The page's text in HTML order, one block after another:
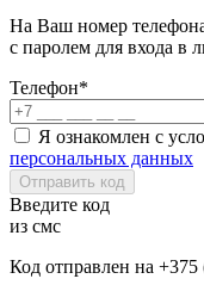
На Ваш номер
с паролем для входа в
Телефон*
Я ознакомлен с
персональных данных
Отправить код
Введите код
из смс
Код отправлен на +375